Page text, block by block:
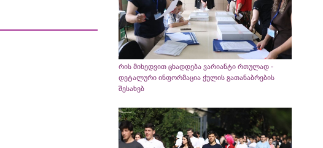
რის მიხედვით ცხადდება ვარიანტი რთულად -
დეტალური ინფორმაცია ქულის გათანაბრების
შესახებ